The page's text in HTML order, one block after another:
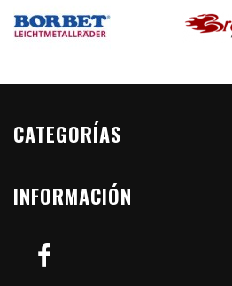
CATEGORÍAS
INFORMACIÓN